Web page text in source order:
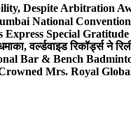
Despite Arbitration
National
Special
वर्ल्डवाइड रिकॉर्ड्स ने
Bar & Bench
Mrs. Royal